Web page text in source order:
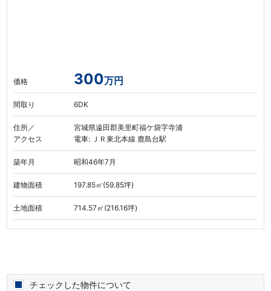
価格 300万円
間取り 6DK
住所／
アクセス
宮城県遠田郡美里町福ケ袋字寺浦
電車: ＪＲ東北本線 鹿島台駅
築年月 昭和46年7月
建物面積 197.85㎡(59.85坪)
土地面積 714.57㎡(216.16坪)
チェックした物件について